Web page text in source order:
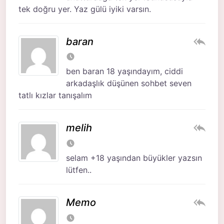
tek doğru yer. Yaz gülü iyiki varsın.
baran
ben baran 18 yaşındayım, ciddi
arkadaşlık düşünen sohbet seven
tatlı kızlar tanışalım
melih
selam +18 yaşından büyükler yazsın
lütfen..
Memo